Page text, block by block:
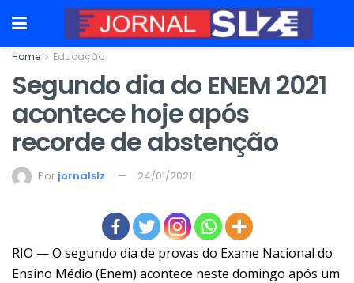
Home Educação
Segundo dia do ENEM 2021
acontece hoje após
recorde de abstenção
Por jornalslz 24/01/2021
RIO — O segundo dia de provas do Exame Nacional do
Ensino Médio (Enem) acontece neste domingo após um